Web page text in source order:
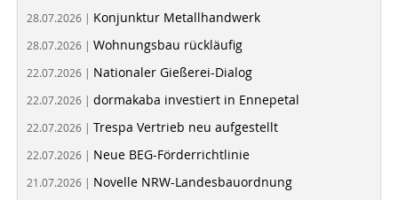
28.07.2026 | Konjunktur Metallhandwerk
28.07.2026 | Wohnungsbau rückläufig
22.07.2026 | Nationaler Gießerei-Dialog
22.07.2026 | dormakaba investiert in Ennepetal
22.07.2026 | Trespa Vertrieb neu aufgestellt
22.07.2026 | Neue BEG-Förderrichtlinie
21.07.2026 | Novelle NRW-Landesbauordnung